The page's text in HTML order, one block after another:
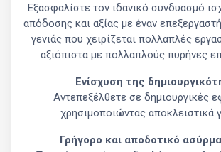
Εξασφαλίστε τον ιδανικό συνδυασμό
απόδοσης και αξίας με έναν
γενιάς που χειρίζεται πολλαπλές
αξιόπιστα με πολλαπλούς πυρήνες
Ενίσχυση της
Αντεπεξέλθετε σε δημιουργικές
χρησιμοποιώντας αποκλειστικά
Γρήγορο και αποδοτικό